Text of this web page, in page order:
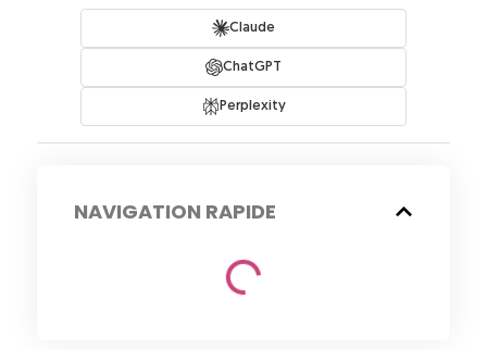
Claude
ChatGPT
Perplexity
NAVIGATION RAPIDE